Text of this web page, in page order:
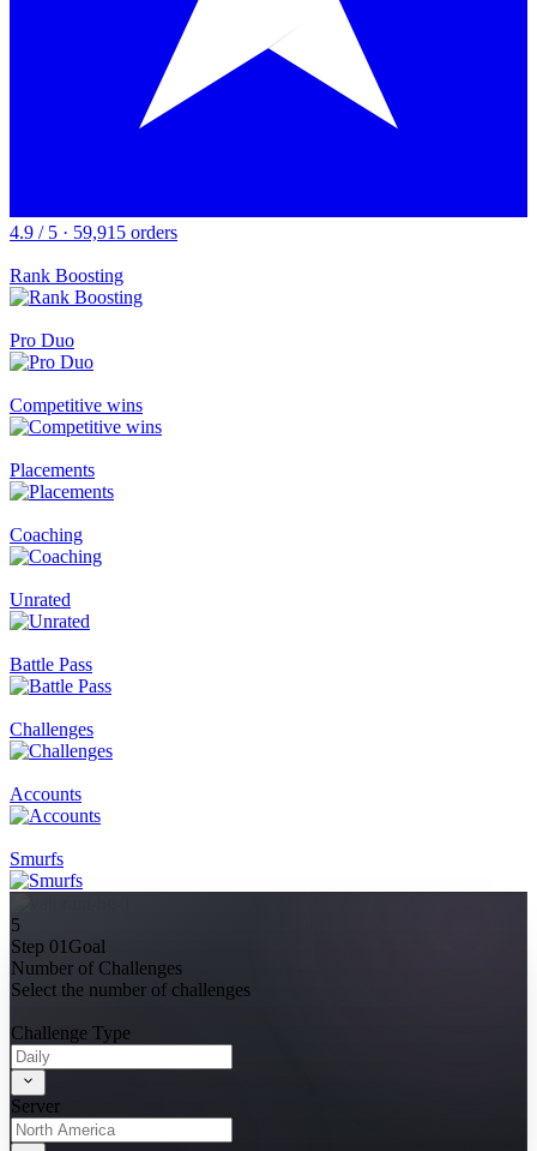
4.9 / 5 · 59,915 orders
Rank Boosting
Pro Duo
Competitive wins
Placements
Coaching
Unrated
Battle Pass
Challenges
Accounts
Smurfs
5
Step 01 Goal
Number of Challenges
Select the number of challenges
Challenge Type
Server